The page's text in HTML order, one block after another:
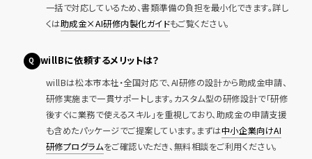
一括で対応しているため、書類準備の負担を最小化できます。詳し
くは助成金×AI研修内製化ガイドもご覧ください。
willBに依頼するメリットは？
willBは松本市本社・全国対応で、AI研修の設計から助成金申請、
研修実施まで一貫サポートします。カスタム型の研修設計で「研修
後すぐに業務で使えるスキル」を重視しており、助成金の申請支援
も含めたパッケージでご提案しています。まずは中小企業向けAI
研修プログラムをご確認いただき、無料相談をご利用ください。